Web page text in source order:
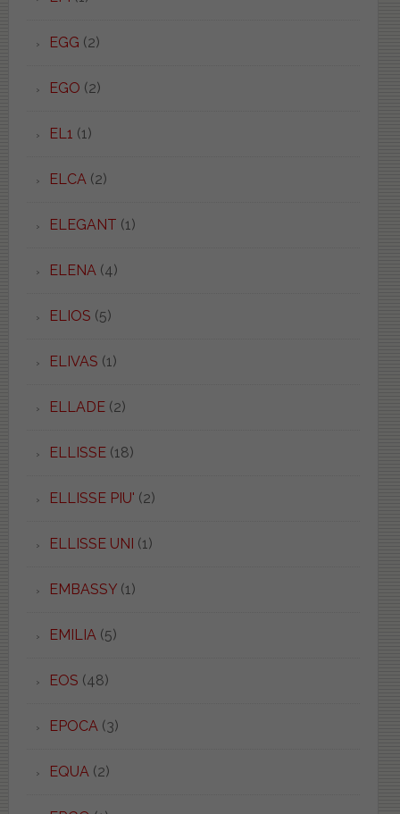
EGG (2)
EGO (2)
EL1 (1)
ELCA(2)
ELEGANT (1)
ELENA(4)
ELIOS (5)
ELIVAS (1)
ELLADE(2)
ELLISSE(18)
ELLISSE PIU' (2)
ELLISSE UNI (1)
EMBASSY(1)
EMILIA(5)
EOS (48)
EPOCA(3)
EQUA(2)